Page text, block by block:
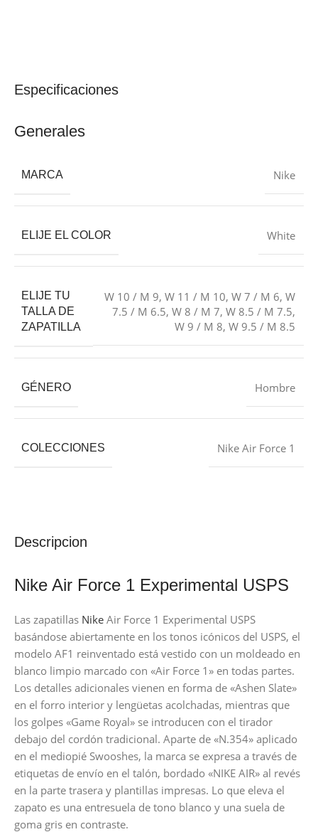
Descripcion
Nike Air Force 1 Experimental USPS
Las zapatillas Nike Air Force 1 Experimental USPS
basándose abiertamente en los tonos icónicos del USPS, el
modelo AF1 reinventado está vestido con un moldeado en
blanco limpio marcado con «Air Force 1» en todas partes.
Los detalles adicionales vienen en forma de «Ashen Slate»
en el forro interior y lengüetas acolchadas, mientras que
los golpes «Game Royal» se introducen con el tirador
debajo del cordón tradicional. Aparte de «N.354» aplicado
en el mediopié Swooshes, la marca se expresa a través de
etiquetas de envío en el talón, bordado «NIKE AIR» al revés
en la parte trasera y plantillas impresas. Lo que eleva el
zapato es una entresuela de tono blanco y una suela de
goma gris en contraste.
Especificaciones
Generales
MARCA Nike
ELIJE EL COLOR White
ELIJE TU
TALLA DE
ZAPATILLA
W 10 / M 9, W 11 / M 10, W 7 / M 6, W
7.5 / M 6.5, W 8 / M 7, W 8.5 / M 7.5,
W 9 / M 8, W 9.5 / M 8.5
GÉNERO Hombre
COLECCIONES Nike Air Force 1